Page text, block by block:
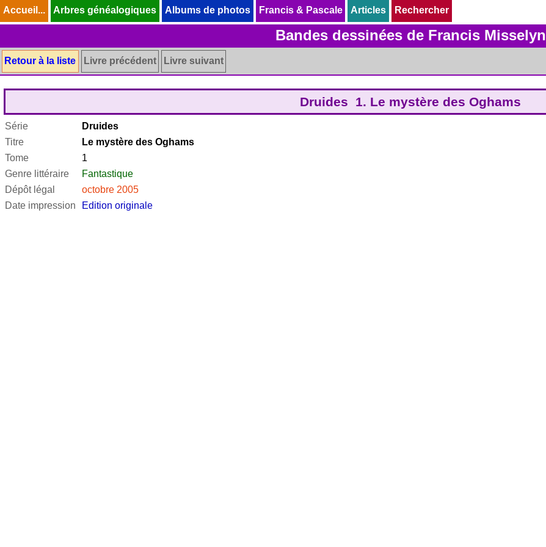
Accueil... Arbres généalogiques Albums de photos Francis & Pascale Articles Rechercher
Bandes dessinées de Francis Misselyn
Retour à la liste Livre précédent Livre suivant
Druides 1. Le mystère des Oghams
Série
Druides
Titre
Le mystère des Oghams
Tome
1
Genre littéraire
Fantastique
Dépôt légal
octobre 2005
Date impression
Edition originale
Accueil... Arbres généalogiques Albums de photos Francis & Pascale Articles Rechercher